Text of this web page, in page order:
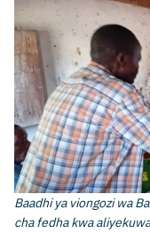
Baadhi ya viongozi wa
cha fedha kwa